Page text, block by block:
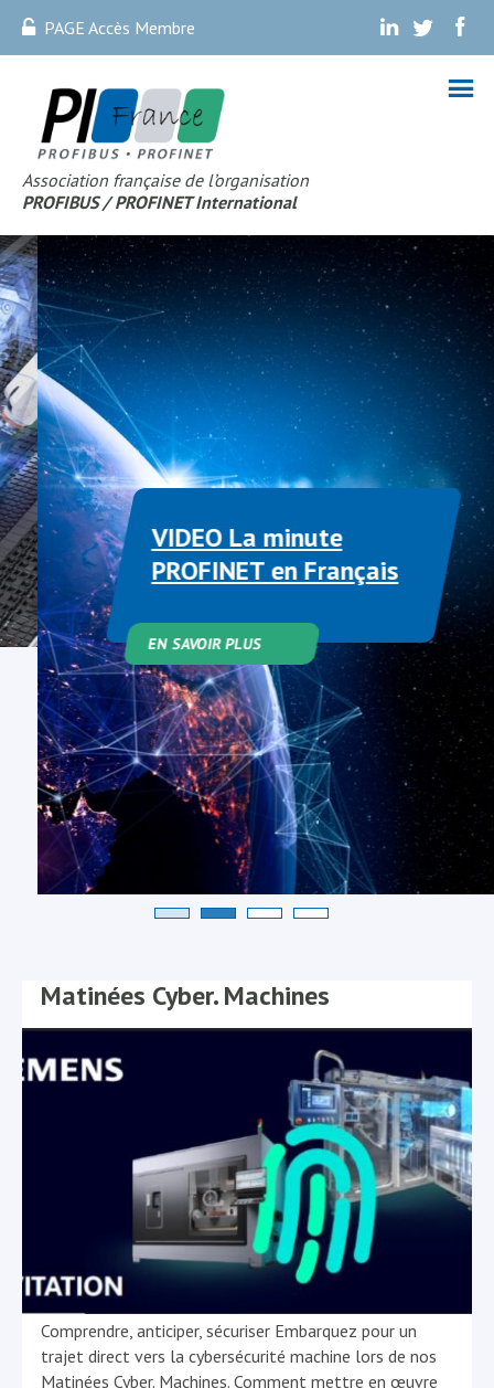
PAGE Accès Membre . . .
Association française de l’organisation
PROFIBUS / PROFINET International
VIDEO La minute
PROFINET en Français
EN SAVOIR PLUS
Matinées Cyber. Machines
Comprendre, anticiper, sécuriser Embarquez pour un
trajet direct vers la cybersécurité machine lors de nos
Matinées Cyber. Machines. Comment mettre en œuvre